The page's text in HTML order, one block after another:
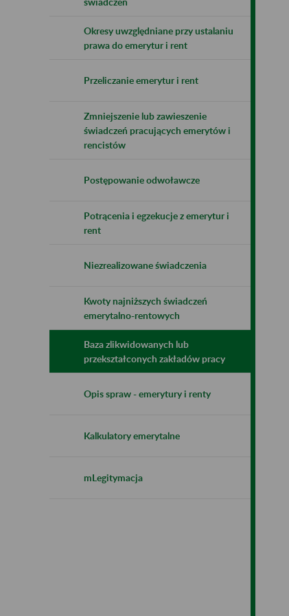
Okresy uwzględniane przy ustalaniu
prawa do emerytur i rent
Przeliczanie emerytur i rent
Zmniejszenie lub zawieszenie
świadczeń pracujących emerytów i
rencistów
Postępowanie odwoławcze
Potrącenia i egzekucje z emerytur i
rent
Niezrealizowane świadczenia
Kwoty najniższych świadczeń
emerytalno-rentowych
Baza zlikwidowanych lub
przekształconych zakładów pracy
Opis spraw - emerytury i renty
Kalkulatory emerytalne
mLegitymacja